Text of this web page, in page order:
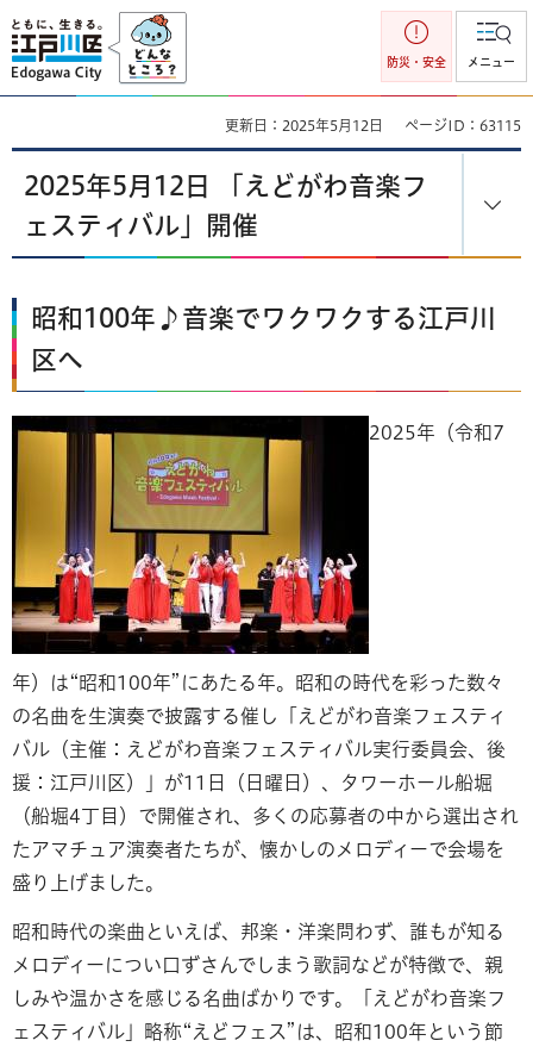
江戸川区
防災・安全 メニュー
更新日：2025年5月12日 ページID：63115
2025年5月12日 「えどがわ音楽フ
ェスティバル」開催
昭和100年♪音楽でワクワクする江戸川
区へ
2025年（令和7
年）は“昭和100年”にあたる年。昭和の時代を彩った数々
の名曲を生演奏で披露する催し「えどがわ音楽フェスティ
バル（主催：えどがわ音楽フェスティバル実行委員会、後
援：江戸川区）」が11日（日曜日）、タワーホール船堀
（船堀4丁目）で開催され、多くの応募者の中から選出され
たアマチュア演奏者たちが、懐かしのメロディーで会場を
盛り上げました。
昭和時代の楽曲といえば、邦楽・洋楽問わず、誰もが知る
メロディーについ口ずさんでしまう歌詞などが特徴で、親
しみや温かさを感じる名曲ばかりです。「えどがわ音楽フ
ェスティバル」略称“えどフェス”は、昭和100年という節